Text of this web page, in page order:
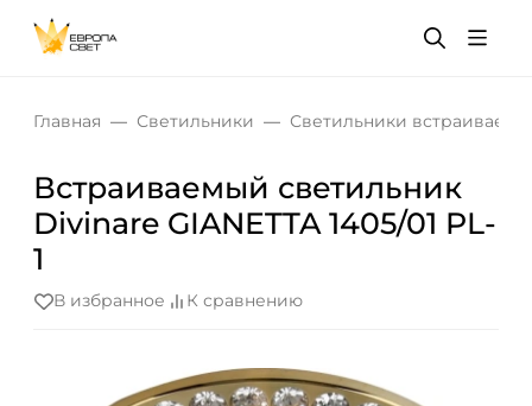
Главная Светильники Светильники
Встраиваемый светильник
Divinare GIANETTA 1405/01 PL-
1
В избранное К сравнению